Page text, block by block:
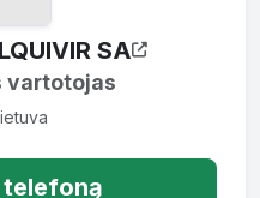
SA
vartotojas